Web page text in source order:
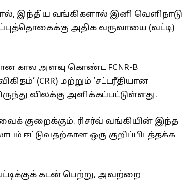
இந்திய வங்கிகளால் இனி வெளிநாடு
அதிக வருவாயை (வட்டி)
கால அளவு கொண்ட FCNR-B
(CRR) மற்றும் ‘சட்டரீதியான
விலக்கு அளிக்கப்பட்டுள்ளது.
குறைக்கும். ரிசர்வ் வங்கியின் இந்த
ஈட்டுவதற்கான ஒரு குறிப்பிடத்தக்க
கடன் பெற்று, அவற்றை